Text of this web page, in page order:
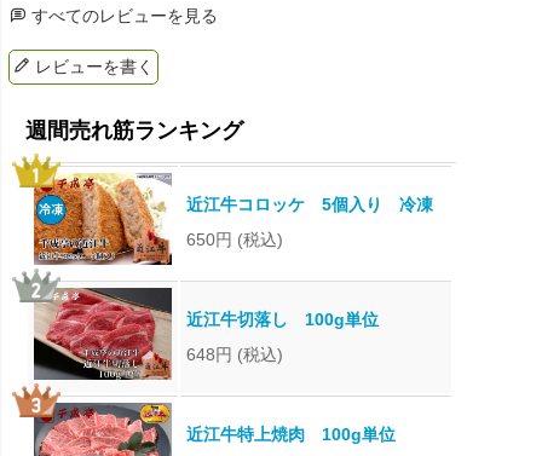
すべてのレビューを見る
レビューを書く
近江牛コロッケ 5個入り 冷凍
650円 (税込)
近江牛切落し 100g単位
648円 (税込)
近江牛特上焼肉 100g単位